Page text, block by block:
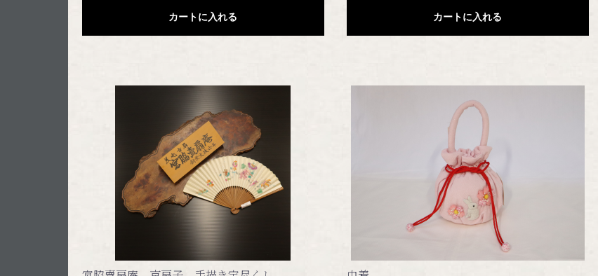
カートに入れる カートに入れる